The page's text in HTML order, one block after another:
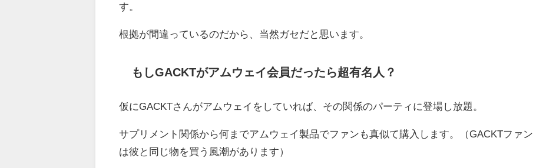
す。
根拠が間違っているのだから、当然ガセだと思います。
もしGACKTがアムウェイ会員だったら超有名人？
仮にGACKTさんがアムウェイをしていれば、その関係のパーティに登場し放題。
サプリメント関係から何までアムウェイ製品でファンも真似て購入します。（GACKTファン
は彼と同じ物を買う風潮があります）